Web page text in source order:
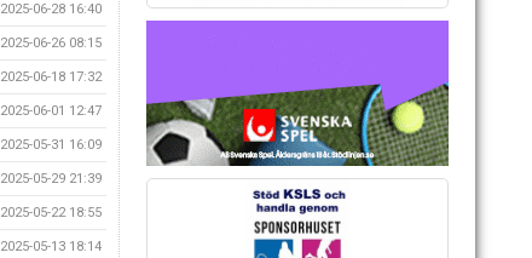
2025-06-28 16:40
2025-06-26 08:15
2025-06-18 17:32
2025-06-01 12:47
2025-05-31 16:09
2025-05-29 21:39
2025-05-22 18:55
2025-05-13 18:14